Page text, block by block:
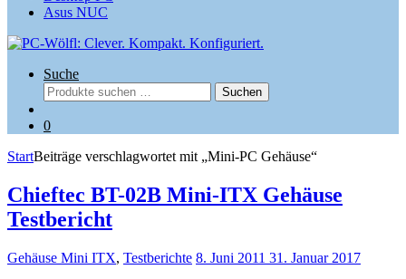
Asus NUC
Suche
Suchen
nach:
Suchen
0
StartBeiträge verschlagwortet mit „Mini-PC Gehäuse“
Chieftec BT-02B Mini-ITX Gehäuse
Testbericht
Gehäuse Mini ITX, Testberichte 8. Juni 2011 31. Januar 2017